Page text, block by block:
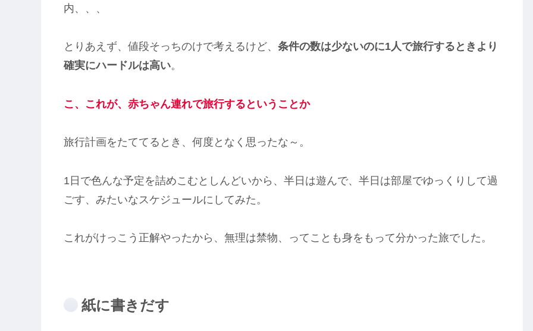
内、、、
とりあえず、値段そっちのけで考えるけど、 条件の数は少ないのに1人で旅行するときより
確実にハードルは高い。
こ、これが、赤ちゃん連れで旅行するということか
旅行計画をたててるとき、何度となく思ったな～。
1日で色んな予定を詰めこむとしんどいから、半日は遊んで、半日は部屋でゆっくりして過
ごす、みたいなスケジュールにしてみた。
これがけっこう正解やったから、無理は禁物、ってことも身をもって分かった旅でした。
紙に書きだす